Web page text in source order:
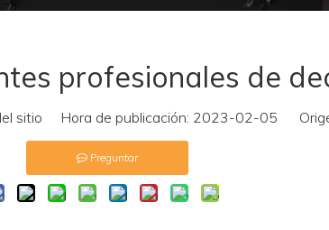
profesionales de
sitio Hora de publicación: 2023-02-05
Preguntar